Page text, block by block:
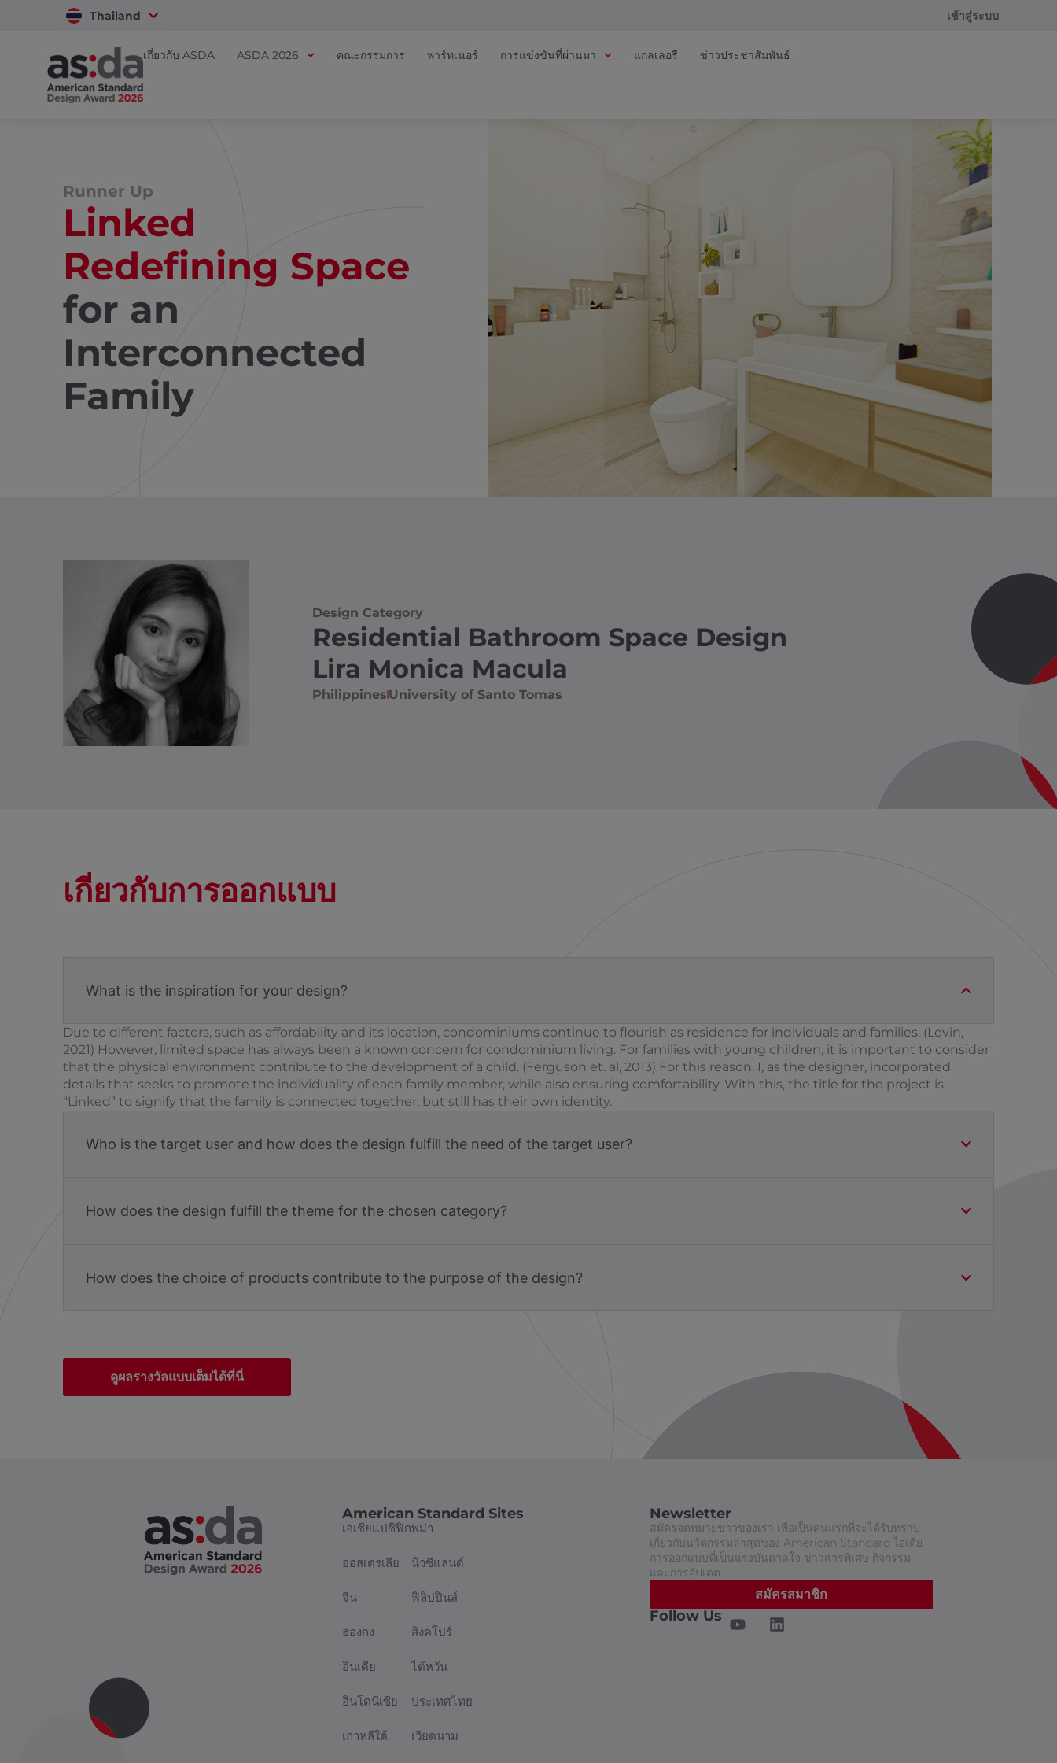
Thailand
Vietnam เข้าสู่ระบบ
เกี่ยวกับ ASDA ASDA 2026 คณะกรรมการ พาร์ทเนอร์ การแข่งขันที่ผ่านมา แกลเลอรี ข่าวประชาสัมพันธ์
Runner Up
Linked
Redefining Space
for an
Interconnected
Family
Design Category
Residential Bathroom Space Design
Lira Monica Macula
Philippines​University of Santo Tomas
เกี่ยวกับการออกแบบ
What is the inspiration for your design?
Due to different factors, such as affordability and its location, condominiums continue to flourish as residence for individuals and families. (Levin,
2021) However, limited space has always been a known concern for condominium living. For families with young children, it is important to consider
that the physical environment contribute to the development of a child. (Ferguson et. al, 2013) For this reason, I, as the designer, incorporated
details that seeks to promote the individuality of each family member, while also ensuring comfortability. With this, the title for the project is
“Linked” to signify that the family is connected together, but still has their own identity.
Who is the target user and how does the design fulfill the need of the target user?
How does the design fulfill the theme for the chosen category?
How does the choice of products contribute to the purpose of the design?
ดูผลรางวัลแบบเต็มได้ที่นี่
American Standard Sites
เอเชียแปซิฟิก
ออสเตรเลีย
จีน
ฮ่องกง
อินเดีย
อินโดนีเซีย
เกาหลีใต้
พม่า
นิวซีแลนด์
ฟิลิปปินส์
สิงคโปร์
ไต้หวัน
ประเทศไทย
เวียดนาม
Newsletter
สมัครจดหมายข่าวของเรา เพื่อเป็นคนแรกที่จะได้รับทราบ
เกี่ยวกับนวัตกรรมล่าสุดของ American Standard ไอเดีย
การออกแบบที่เป็นแรงบันดาลใจ ข่าวสารพิเศษ กิจกรรม
และการอัปเดต
สมัครสมาชิก
Follow Us